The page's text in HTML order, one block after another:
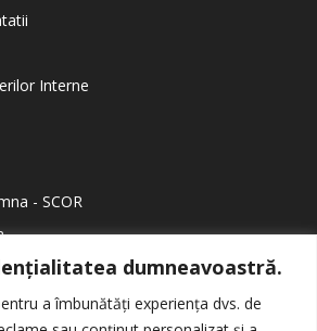
dumneavoastră.
a îmbunătăți experiența dvs. de
Interne
- SCOR
Europeană a Sindicatelor)
Europeană a Sindicatelor din